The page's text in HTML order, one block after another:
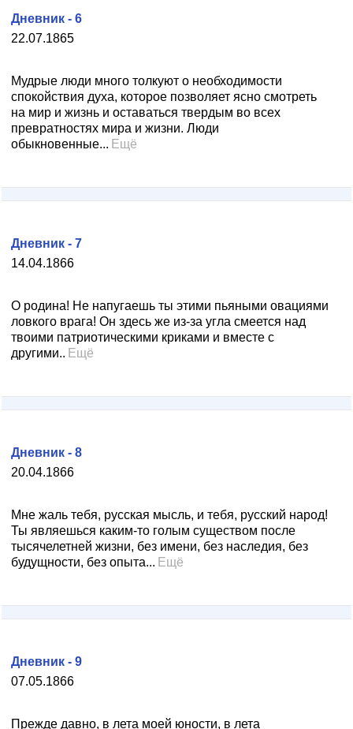
22.07.1865
Дневник - 6
Мудрые люди много толкуют о необходимости
спокойствия духа, которое позволяет ясно смотреть
на мир и жизнь и оставаться твердым во всех
превратностях мира и жизни. Люди
обыкновенные... Ещё
14.04.1866
Дневник - 7
О родина! Не напугаешь ты этими пьяными овациями
ловкого врага! Он здесь же из-за угла смеется над
твоими патриотическими криками и вместе с
другими.. Ещё
20.04.1866
Дневник - 8
Мне жаль тебя, русская мысль, и тебя, русский народ!
Ты являешься каким-то голым существом после
тысячелетней жизни, без имени, без наследия, без
будущности, без опыта... Ещё
07.05.1866
Дневник - 9
Прежде давно, в лета моей юности, в лета